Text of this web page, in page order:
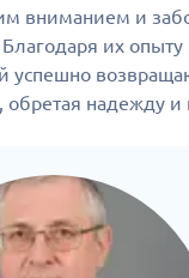
вниманием и
их опыту
успешно
надежду и